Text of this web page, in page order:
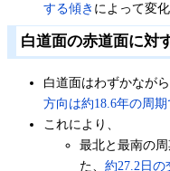
する傾き によって変化
白道面の赤道面に対
白道面はわずかなが
方向は約18.6年の周
これにより、
最北と最南の
た、 約27.2日の